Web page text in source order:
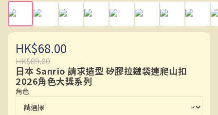
HK$68.00
HK$89.00
日本 Sanrio 請求造型 矽膠拉鏈袋連爬山扣
2026角色大獎系列
角色